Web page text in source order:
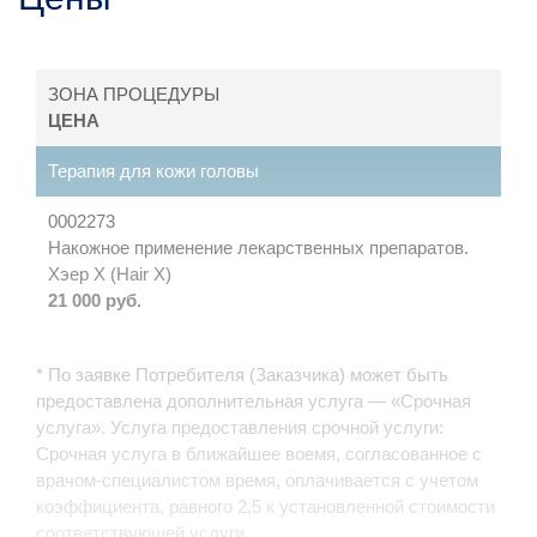
ЗОНА ПРОЦЕДУРЫ
ЦЕНА
Терапия для кожи головы
0002273
Накожное применение лекарственных препаратов.
Хэер X (Hair X)
21 000 руб.
* По заявке Потребителя (Заказчика) может быть
предоставлена дополнительная услуга — «Срочная
услуга». Услуга предоставления срочной услуги:
Срочная услуга в ближайшее воемя, согласованное с
врачом-специалистом время, оплачивается с учетом
коэффициента, равного 2,5 к установленной стоимости